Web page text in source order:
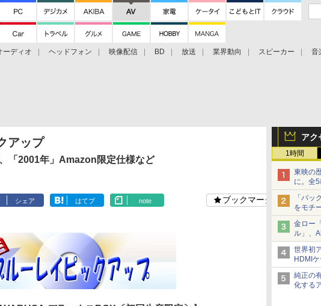
ーディオ ヘッドフォン 映像配信 BD 放送 業界動向 スピーカー
音
アク
1時間
東映の
に。全
「バッ
をモチ
金ロー
ル」、
など。
世界初
HDMI
から
純正の
化する
アップ
「2001年」Amazon限定仕様など
シェア はてブ note ブックマーク